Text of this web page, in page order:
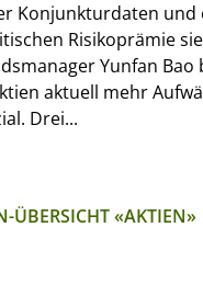
Konjunkturdaten und
Risikoprämie
Yunfan Bao
aktuell mehr
Drei...
ÜBERSICHT «AKTIEN»